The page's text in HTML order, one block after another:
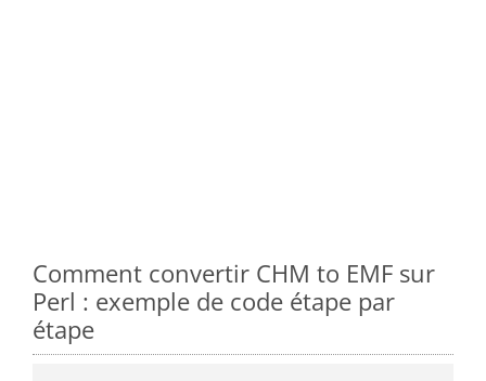
Comment convertir CHM to EMF sur
Perl : exemple de code étape par
étape